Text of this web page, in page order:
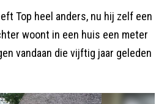
Top heel anders, nu hij zelf een
woont in een huis een meter
vandaan die vijftig jaar geleden